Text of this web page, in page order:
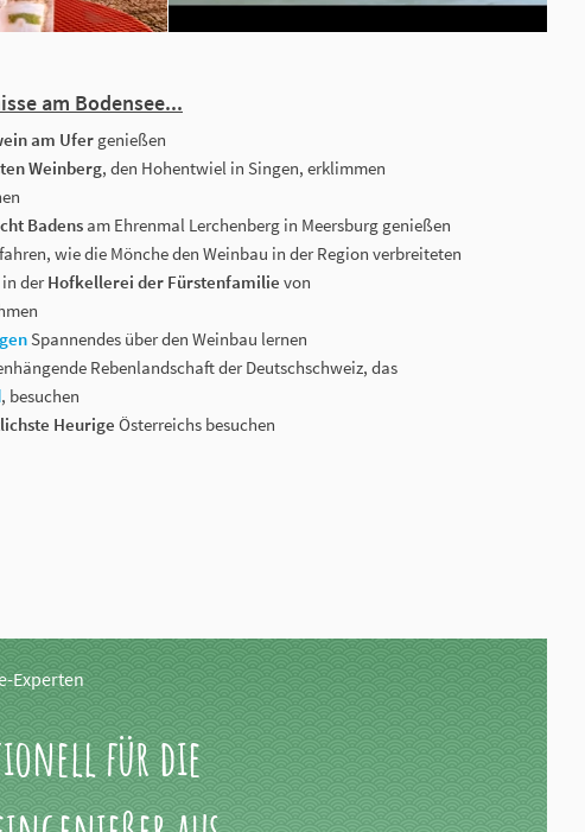
am Bodensee...
am Ufer genießen
Weinberg, den Hohentwiel in Singen, erklimmen
Badens am Ehrenmal Lerchenberg in Meersburg genießen
wie die Mönche den Weinbau in der Region verbreiteten
in derHofkellerei der Fürstenfamilie von
Spannendes über den Weinbau lernen
Rebenlandschaft der Deutschschweiz, das
, besuchen
Heurige Österreichs besuchen
Experten
für die